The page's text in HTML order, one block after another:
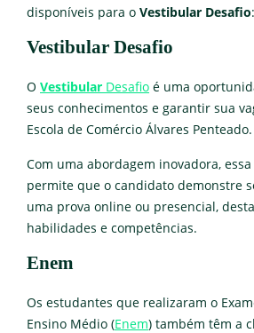
disponíveis para o Vestibular Desafio:
Vestibular Desafio
O Vestibular Desafio é uma
seus conhecimentos e garantir sua
Escola de Comércio Álvares Penteado.
Com uma abordagem inovadora,
permite que o candidato demonstre
uma prova online ou presencial,
habilidades e competências.
Enem
Os estudantes que realizaram o
Ensino Médio (Enem) também têm a